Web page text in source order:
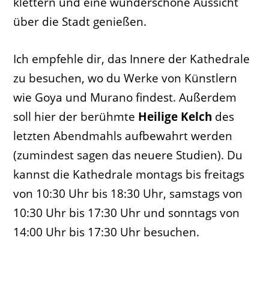
über die Stadt genießen.
Ich empfehle dir, das Innere der Kathedrale
zu besuchen, wo du Werke von Künstlern
wie Goya und Murano findest. Außerdem
soll hier der berühmte Heilige Kelch des
letzten Abendmahls aufbewahrt werden
(zumindest sagen das neuere Studien). Du
kannst die Kathedrale montags bis freitags
von 10:30 Uhr bis 18:30 Uhr, samstags von
10:30 Uhr bis 17:30 Uhr und sonntags von
14:00 Uhr bis 17:30 Uhr besuchen.